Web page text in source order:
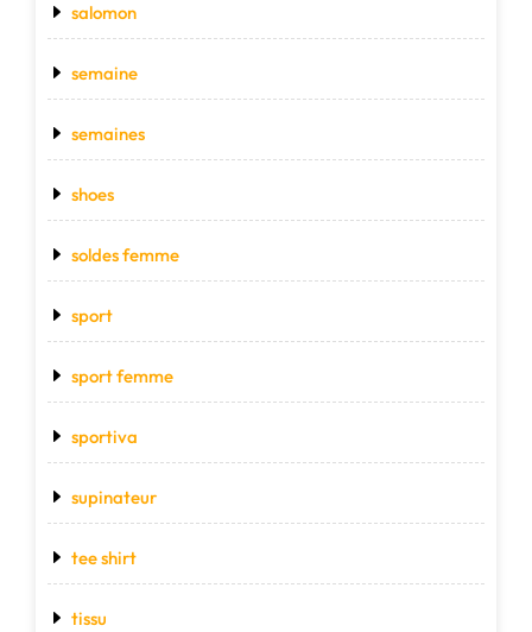
salomon
semaine
semaines
shoes
soldes femme
sport
sport femme
sportiva
supinateur
tee shirt
tissu